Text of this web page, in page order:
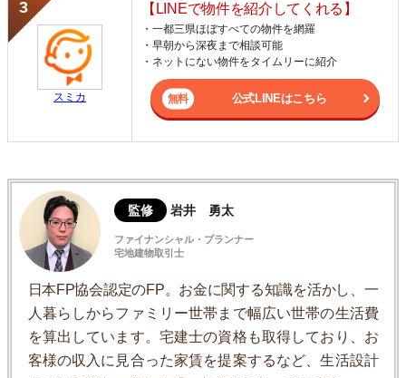
スミカ
【LINEで物件を紹介してくれる】
・一都三県ほぼすべての物件を網羅
・早朝から深夜まで相談可能
・ネットにない物件をタイムリーに紹介
公式LINEはこちら
監修 岩井 勇太
ファイナンシャル・プランナー
宅地建物取引士
日本FP協会認定のFP。お金に関する知識を活かし、一
人暮らしからファミリー世帯まで幅広い世帯の生活費
を算出しています。宅建士の資格も取得しており、お
客様の収入に見合った家賃を提案するなど、生活設計